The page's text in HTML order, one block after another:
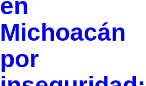
en
Michoacán
por